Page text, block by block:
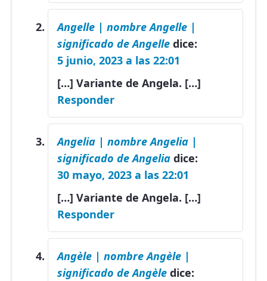
Angelle | nombre Angelle |
significado de Angelle dice:
5 junio, 2023 a las 22:01
[…] Variante de Angela. […]
Responder
Angelia | nombre Angelia |
significado de Angelia dice:
30 mayo, 2023 a las 22:01
[…] Variante de Angela. […]
Responder
Angèle | nombre Angèle |
significado de Angèle dice: